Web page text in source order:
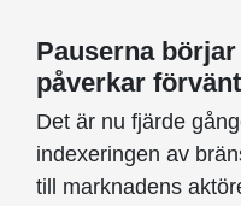
Pauserna
påverkar
Det är nu fjärde
indexeringen av
till marknadens